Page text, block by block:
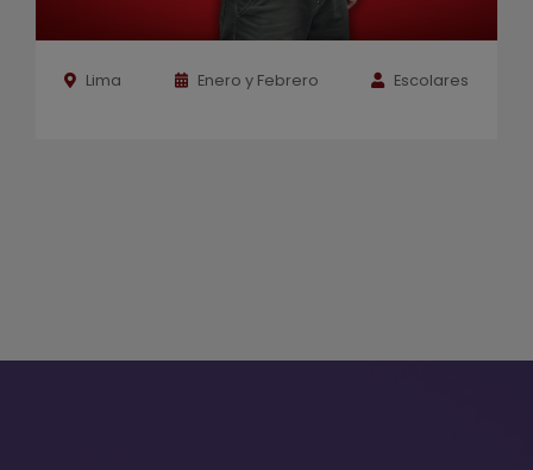
Lima Enero y Febrero Escolares